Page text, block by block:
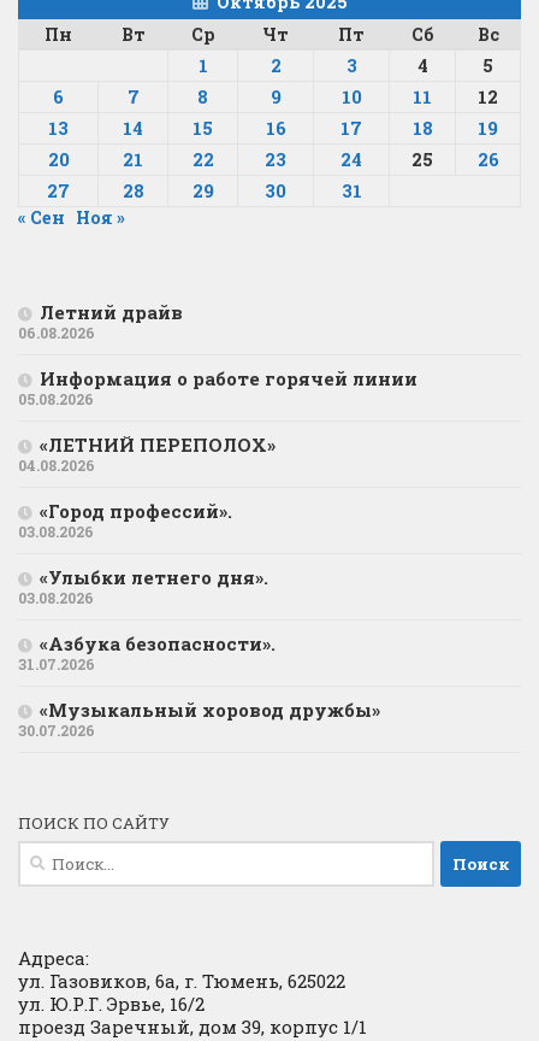
Пн
Вт Ср Чт Пт Сб Вс
1 2 3 4
5
6
7 8 9 10 11
12
13
14 15 16 17 18
19
20
21 22 23 24 25
26
27
28 29 30 31
« Сен Ноя »
Летний драйв
06.08.2026
Информация о работе горячей линии
05.08.2026
«ЛЕТНИЙ ПЕРЕПОЛОХ»
04.08.2026
«Город профессий».
03.08.2026
«Улыбки летнего дня».
03.08.2026
«Азбука безопасности».
31.07.2026
«Музыкальный хоровод дружбы»
30.07.2026
ПОИСК ПО САЙТУ
Найти:
Адреса:
ул. Газовиков, 6а, г. Тюмень, 625022
ул. Ю.Р.Г. Эрвье, 16/2
проезд Заречный, дом 39, корпус 1/1